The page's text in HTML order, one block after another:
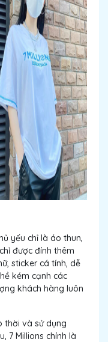
yếu chỉ là áo thun,
được đính thêm
sticker cá tính, dễ
kém cạnh các
khách hàng luôn
thời và sử dụng
7 Millions chính là